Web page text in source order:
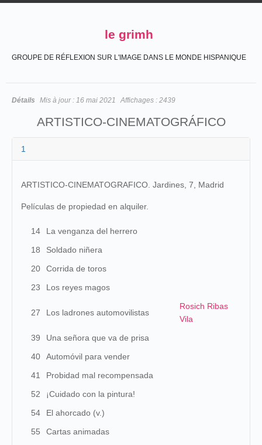
le grimh
GROUPE DE RÉFLEXION SUR L'IMAGE DANS LE MONDE HISPANIQUE
Détails Mis à jour : 16 mai 2021 Affichages : 2439
ARTISTICO-CINEMATOGRÁFICO
1
ARTISTICO-CINEMATOGRAFICO. Jardines, 7, Madrid
Películas de propiedad en alquiler.
14
La venganza del herrero
18
Soldado niñera
20
Corrida de toros
23
Los reyes magos
27 Los ladrones automovilistas
Rosich Ribas
Vila
39
Una señora que va de prisa
40
Automóvil para vender
41
Probidad mal recompensada
52
¡Cuidado con la pintura!
54
El ahorcado (v.)
55
Cartas animadas